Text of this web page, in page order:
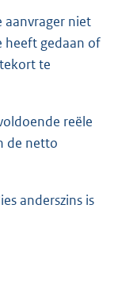
niet
heeft gedaan of
te
reële
de netto
anderszins is